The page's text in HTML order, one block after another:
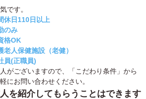
です。
休日110日以上
のみ
格OK
人保健施設（老健）
員(正職員)
がございますので、「こだわり条件」から
にお問い合わせください。
を紹介してもらうことはできます